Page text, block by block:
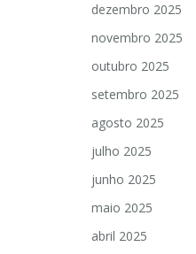
dezembro 2025
novembro 2025
outubro 2025
setembro 2025
agosto 2025
julho 2025
junho 2025
maio 2025
abril 2025